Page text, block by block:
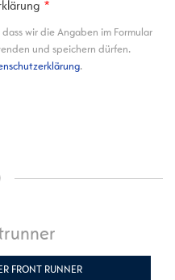
FRONT RUNNER